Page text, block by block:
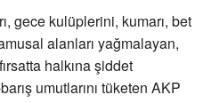
gece kulüplerini, kumarı, bet
alanları yağmalayan,
halkına şiddet
umutlarını tüketen AKP